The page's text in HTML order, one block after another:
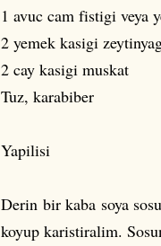
1 avuc cam fistigi veya
2 yemek kasigi
2 cay kasigi muskat
Tuz, karabiber
Yapilisi
Derin bir kaba soya
koyup karistiralim.